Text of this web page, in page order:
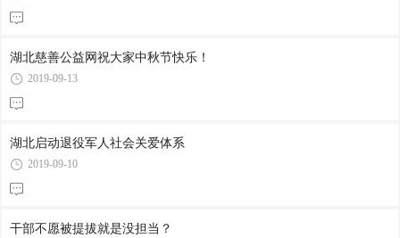
湖北慈善公益网祝大家中秋节快乐！
2019-09-13
湖北启动退役军人社会关爱体系
2019-09-10
干部不愿被提拔就是没担当？